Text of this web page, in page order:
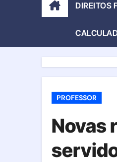
DIREITOS
PROFESSOR
Novas